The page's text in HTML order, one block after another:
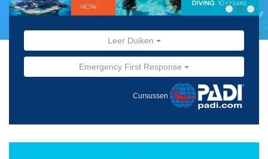
Leer Duiken
Emergency First Response
Cursussen